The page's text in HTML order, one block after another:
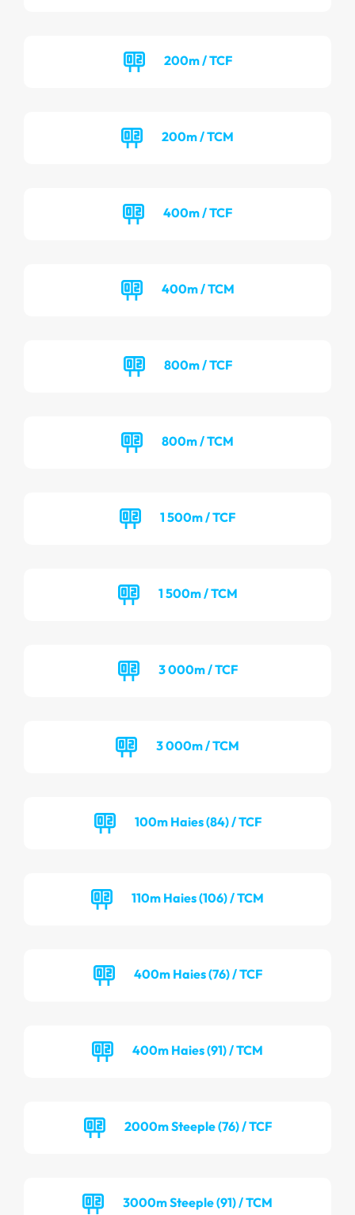
200m / TCF
200m / TCM
400m / TCF
400m / TCM
800m / TCF
800m / TCM
1 500m / TCF
1 500m / TCM
3 000m / TCF
3 000m / TCM
100m Haies (84) / TCF
110m Haies (106) / TCM
400m Haies (76) / TCF
400m Haies (91) / TCM
2000m Steeple (76) / TCF
3000m Steeple (91) / TCM